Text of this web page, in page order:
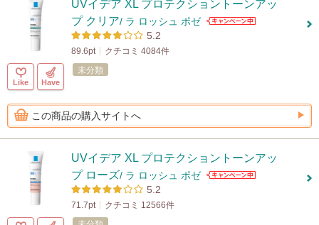
UVイデア XL プロテクショントーンアッ
プ クリア/ ラ ロッシュ ポゼ
5.2
89.6pt クチコミ 4084件
Like Have
未分類
この商品の購入サイトへ
UVイデア XL プロテクショントーンアッ
プ ローズ/ ラ ロッシュ ポゼ
5.2
71.7pt クチコミ 12566件